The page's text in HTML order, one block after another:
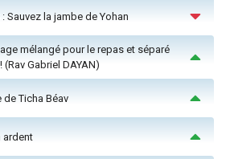
: Sauvez la jambe de Yohan
mélangé pour le repas et séparé
Gabriel DAYAN)
Ticha Béav
ardent